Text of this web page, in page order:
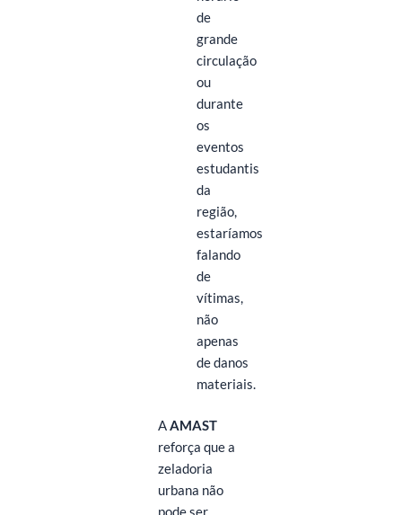
de
grande
circulação
ou
durante
os
eventos
estudantis
da
região,
estaríamos
falando
de
vítimas,
não
apenas
de danos
materiais.
AAMAST
reforça que a
zeladoria
urbana não
pode ser